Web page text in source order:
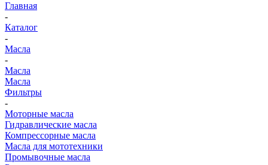
Главная
-
Каталог
-
Масла
-
Масла
Масла
Фильтры
-
Моторные масла
Гидравлические масла
Компрессорные масла
Масла для мототехники
Промывочные масла